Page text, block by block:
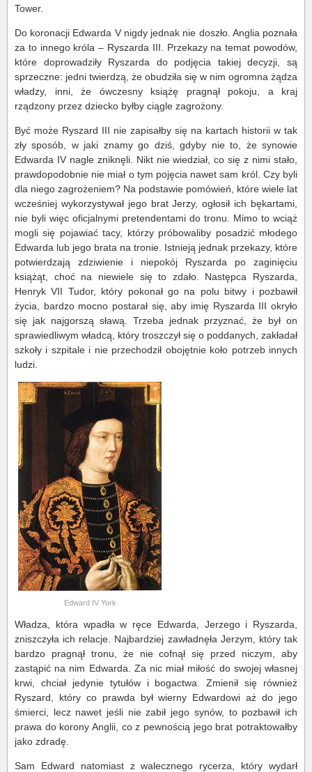
Tower.
Do koronacji Edwarda V nigdy jednak nie doszło. Anglia poznała
za to innego króla – Ryszarda III. Przekazy na temat powodów,
które doprowadziły Ryszarda do podjęcia takiej decyzji, są
sprzeczne: jedni twierdzą, że obudziła się w nim ogromna żądza
władzy, inni, że ówczesny książę pragnął pokoju, a kraj
rządzony przez dziecko byłby ciągle zagrożony.
Być może Ryszard III nie zapisałby się na kartach historii w tak
zły sposób, w jaki znamy go dziś, gdyby nie to, że synowie
Edwarda IV nagle zniknęli. Nikt nie wiedział, co się z nimi stało,
prawdopodobnie nie miał o tym pojęcia nawet sam król. Czy byli
dla niego zagrożeniem? Na podstawie pomówień, które wiele lat
wcześniej wykorzystywał jego brat Jerzy, ogłosił ich bękartami,
nie byli więc oficjalnymi pretendentami do tronu. Mimo to wciąż
mogli się pojawiać tacy, którzy próbowaliby posadzić młodego
Edwarda lub jego brata na tronie. Istnieją jednak przekazy, które
potwierdzają zdziwienie i niepokój Ryszarda po zaginięciu
książąt, choć na niewiele się to zdało. Następca Ryszarda,
Henryk VII Tudor, który pokonał go na polu bitwy i pozbawił
życia, bardzo mocno postarał się, aby imię Ryszarda III okryło
się jak najgorszą sławą. Trzeba jednak przyznać, że był on
sprawiedliwym władcą, który troszczył się o poddanych, zakładał
szkoły i szpitale i nie przechodził obojętnie koło potrzeb innych
ludzi.
Edward IV York
Władza, która wpadła w ręce Edwarda, Jerzego i Ryszarda,
zniszczyła ich relacje. Najbardziej zawładnęła Jerzym, który tak
bardzo pragnął tronu, że nie cofnął się przed niczym, aby
zastąpić na nim Edwarda. Za nic miał miłość do swojej własnej
krwi, chciał jedynie tytułów i bogactwa. Zmienił się również
Ryszard, który co prawda był wierny Edwardowi aż do jego
śmierci, lecz nawet jeśli nie zabił jego synów, to pozbawił ich
prawa do korony Anglii, co z pewnością jego brat potraktowałby
jako zdradę.
Sam Edward natomiast z walecznego rycerza, który wydarł